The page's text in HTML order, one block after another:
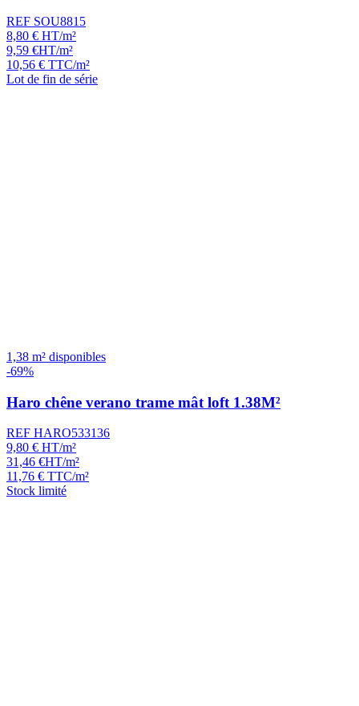
REF SOU8815
8,80 € HT/m²
9,59 €HT/m²
10,56 € TTC/m²
Lot de fin de série
1,38 m² disponibles
-69%
Haro chêne verano trame mât loft 1.38M²
REF HARO533136
9,80 € HT/m²
31,46 €HT/m²
11,76 € TTC/m²
Stock limité